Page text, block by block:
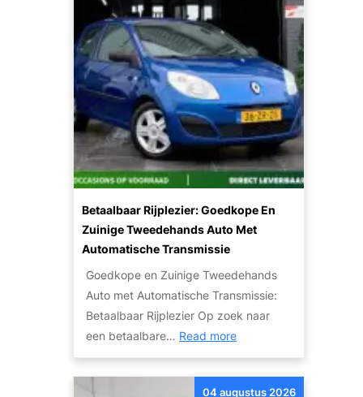
a
e
n
a
n
d
u
i
s
e
A
V
r
k
o
p
e
n
m
e
Betaalbaar Rijplezier: Goedkope En
Zuinige Tweedehands Auto Met
Automatische Transmissie
Goedkope en Zuinige Tweedehands
Auto met Automatische Transmissie:
Betaalbaar Rijplezier Op zoek naar
een betaalbare… Read more:
B
e
04 augustus 2026